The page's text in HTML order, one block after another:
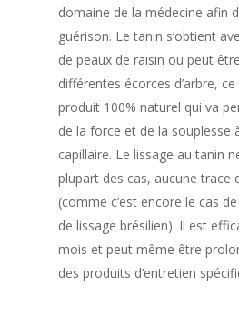
domaine de la médecine afin
guérison. Le tanin s’obtient
de peaux de raisin ou peut
différentes écorces d’arbre,
produit 100% naturel qui va
de la force et de la souplesse
capillaire. Le lissage au tanin
plupart des cas, aucune trace
(comme c’est encore le cas
de lissage brésilien). Il est
mois et peut même être
des produits d’entretien